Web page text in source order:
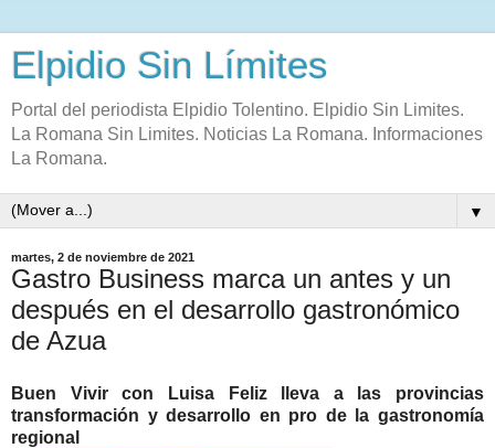
Elpidio Sin Límites
Portal del periodista Elpidio Tolentino. Elpidio Sin Limites.
La Romana Sin Limites. Noticias La Romana. Informaciones
La Romana.
▼
martes, 2 de noviembre de 2021
Gastro Business marca un antes y un
después en el desarrollo gastronómico
de Azua
Buen Vivir con Luisa Feliz lleva a las provincias
transformación y desarrollo en pro de la gastronomía
regional